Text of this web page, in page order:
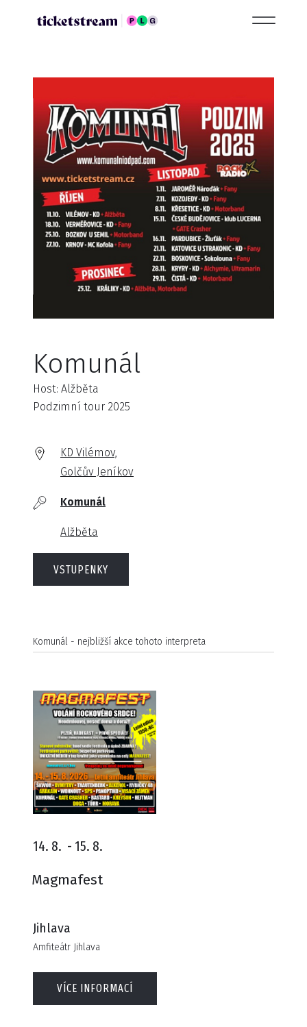
Komunál
Host: Alžběta
Podzimní tour 2025
KD Vilémov,
Golčův Jeníkov
Komunál
Alžběta
VSTUPENKY
Komunál - nejbližší akce tohoto interpreta
14. 8. - 15. 8.
Magmafest
Jihlava
Amfiteátr Jihlava
VÍCE INFORMACÍ